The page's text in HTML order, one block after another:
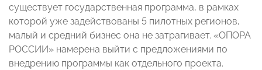
существует государственная программа, в рамках
которой уже задействованы 5 пилотных регионов,
малый и средний бизнес она не затрагивает. «ОПОРА
РОССИИ» намерена выйти с предложениями по
внедрению программы как отдельного проекта.